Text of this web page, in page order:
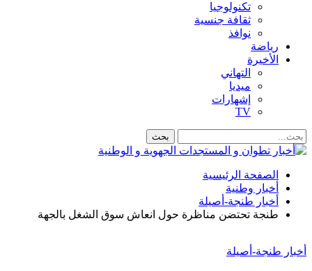
تكنولوجيا
ثقافة جنسية
نوافذ
رياضة
الأخيرة
التهاني
ميديا
إشهارات
TV
الصفحة الرئيسية
أخبار وطنية
أخبار طنجة-أصيلة
طنجة تحتضن مناظرة حول انعاش سوق الشغل بالجهة
أخبار طنجة-أصيلة